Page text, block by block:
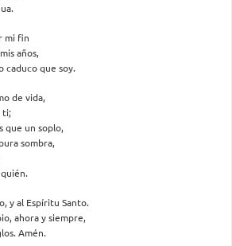
mi fin
años,
caduco que soy.
de vida,
ti;
que un soplo,
sombra,
y al Espíritu Santo.
ahora y siempre,
Amén.